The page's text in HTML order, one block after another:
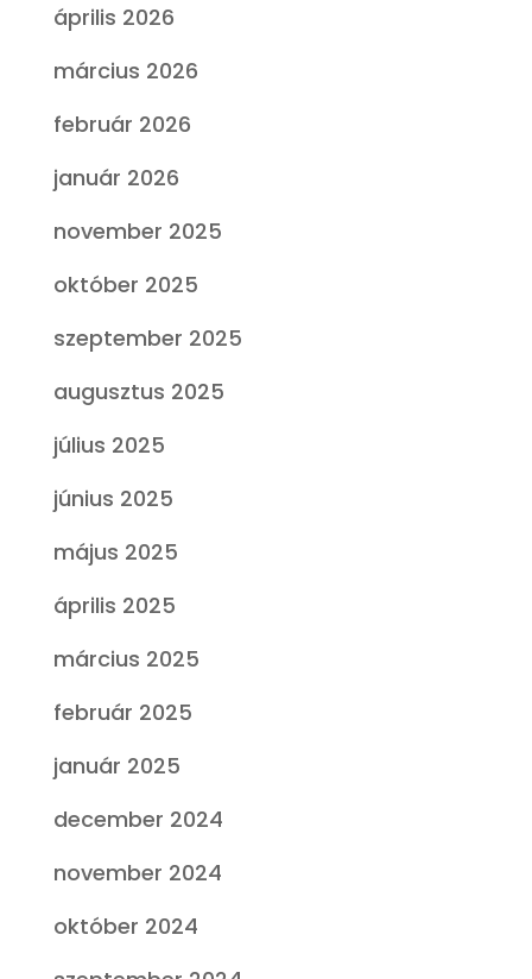
április 2026
március 2026
február 2026
január 2026
november 2025
október 2025
szeptember 2025
augusztus 2025
július 2025
június 2025
május 2025
április 2025
március 2025
február 2025
január 2025
december 2024
november 2024
október 2024